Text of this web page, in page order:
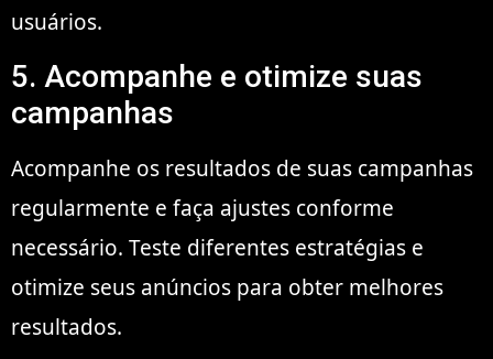
usuários.
5. Acompanhe e otimize suas
campanhas
Acompanhe os resultados de suas campanhas
regularmente e faça ajustes conforme
necessário. Teste diferentes estratégias e
otimize seus anúncios para obter melhores
resultados.